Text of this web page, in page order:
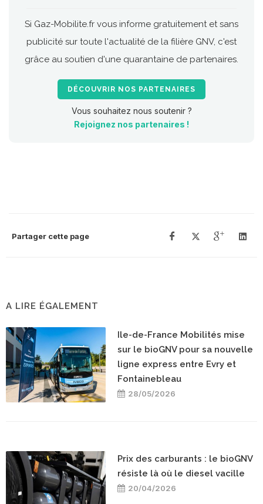
Si Gaz-Mobilite.fr vous informe gratuitement et sans
publicité sur toute l'actualité de la filière GNV, c'est
grâce au soutien d'une quarantaine de partenaires.
DÉCOUVRIR NOS PARTENAIRES
Vous souhaitez nous soutenir ?
Rejoignez nos partenaires !
Partager cette page
A LIRE ÉGALEMENT
Ile-de-France Mobilités mise
sur le bioGNV pour sa nouvelle
ligne express entre Evry et
Fontainebleau
28/05/2026
Prix des carburants : le bioGNV
résiste là où le diesel vacille
20/04/2026